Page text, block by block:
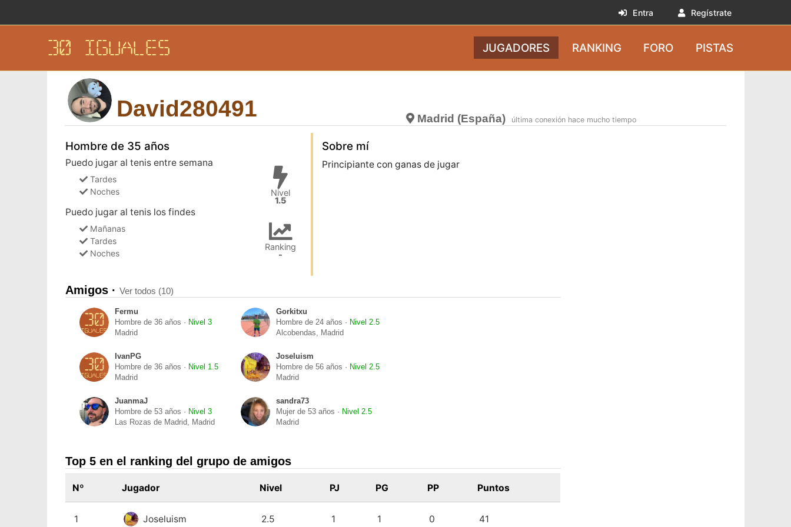
Entra Regístrate
30 IGUALES JUGADORES RANKING FORO PISTAS
David280491 Madrid (España) última conexión hace mucho tiempo
Hombre de 35 años
Puedo jugar al tenis entre semana
Tardes
Noches
Puedo jugar al tenis los findes
Mañanas
Tardes
Noches
Nivel
1.5
Ranking
-
Sobre mí
Principiante con ganas de jugar
Amigos · Ver todos (10)
Fermu
Hombre de 36 años · Nivel 3
Madrid
Gorkitxu
Hombre de 24 años · Nivel 2.5
Alcobendas, Madrid
IvanPG
Hombre de 36 años · Nivel 1.5
Madrid
Joseluism
Hombre de 56 años · Nivel 2.5
Madrid
JuanmaJ
Hombre de 53 años · Nivel 3
Las Rozas de Madrid, Madrid
sandra73
Mujer de 53 años · Nivel 2.5
Madrid
Top 5 en el ranking del grupo de amigos
Nº Jugador Nivel PJ PG PP Puntos
1 Joseluism 2.5 1 1 0 41